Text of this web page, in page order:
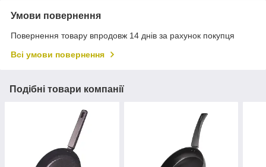
Умови повернення
Повернення товару впродовж 14 днів за рахунок покупця
Всі умови повернення
Подібні товари компанії